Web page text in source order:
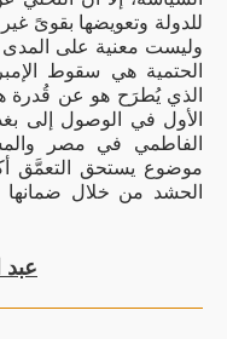
للدولة وتعويضها بقوىً
وليست معنية على المدى
الحتمية هي سقوط
الذي يُطرَح هو عن قُدرة
الأول في الوصول إلى
الفاطمي في مصر
موضوع يستحق التعمَّق
الحشد من خلال ضمانها
عبد